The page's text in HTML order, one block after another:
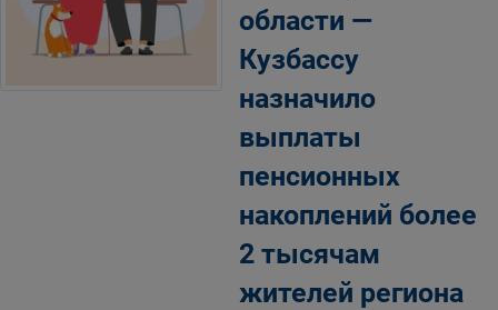
области —
Кузбассу
назначило
выплаты
пенсионных
накоплений более
2 тысячам
жителей региона